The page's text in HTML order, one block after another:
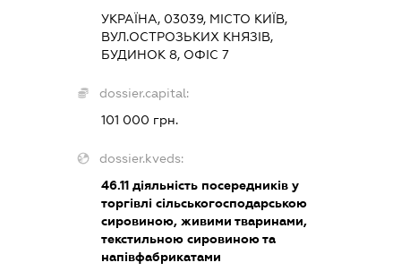
УКРАЇНА, 03039, МІСТО КИЇВ,
ВУЛ.ОСТРОЗЬКИХ КНЯЗІВ,
БУДИНОК 8, ОФІС 7
dossier.capital:
101 000 грн.
dossier.kveds:
46.11діяльність посередників у
торгівлі сільськогосподарською
сировиною, живими тваринами,
текстильною сировиною та
напівфабрикатами